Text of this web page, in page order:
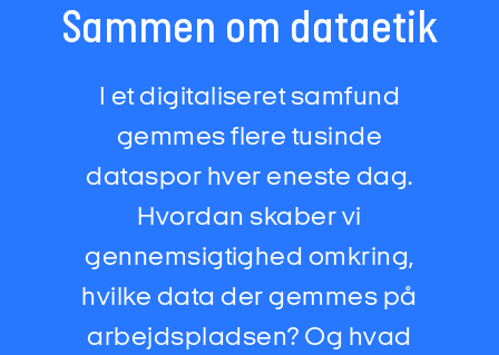
Sammen om dataetik
I et digitaliseret samfund
gemmes flere tusinde
dataspor hver eneste dag.
Hvordan skaber vi
gennemsigtighed omkring,
hvilke data der gemmes på
arbejdspladsen? Og hvad